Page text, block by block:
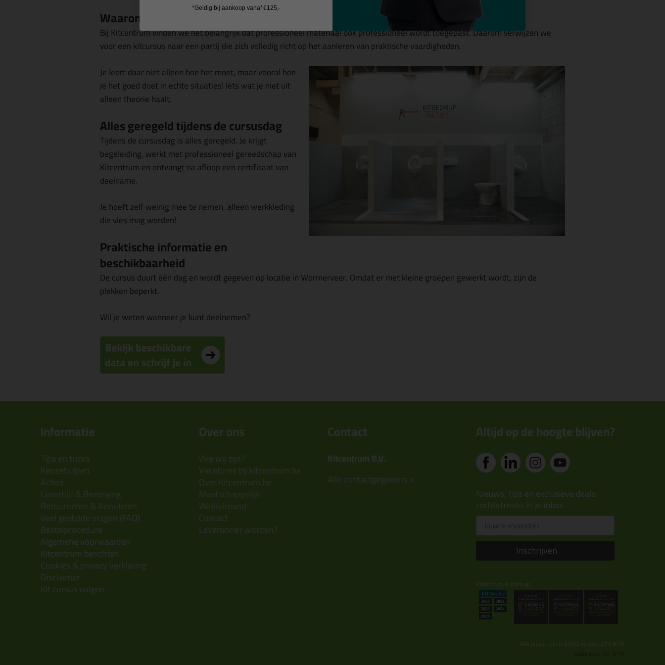
Waarom wij naar deze partner verwijzen
Bij Kitcentrum vinden we het belangrijk dat professioneel materiaal óók professioneel wordt toegepast. Daarom verwijzen we
voor een kitcursus naar een partij die zich volledig richt op het aanleren van praktische vaardigheden.
Je leert daar niet alleen hoe het moet, maar vooral hoe
je het goed doet in echte situaties! Iets wat je niet uit
alleen theorie haalt.
Alles geregeld tijdens de cursusdag
Tijdens de cursusdag is alles geregeld. Je krijgt
begeleiding, werkt met professioneel gereedschap van
Kitcentrum en ontvangt na afloop een certificaat van
deelname.
Je hoeft zelf weinig mee te nemen, alleen werkkleding
die vies mag worden!
Praktische informatie en
beschikbaarheid
De cursus duurt één dag en wordt gegeven op locatie in Wormerveer. Omdat er met kleine groepen gewerkt wordt, zijn de
plekken beperkt.
Wil je weten wanneer je kunt deelnemen?
Informatie
Tips en tricks
Keuzehulpen
Acties
Levertijd & Bezorging
Retourneren & Annuleren
Veel gestelde vragen (FAQ)
Bestelprocedure
Algemene voorwaarden
Kitcentrum berichten
Cookies & privacy verklaring
Disclaimer
Kit cursus volgen
Over ons
Wie wij zijn?
Vacatures bij kitcentrum.be
Over Kitcentrum.be
Maatschappelijk
Winkelmand
Contact
Leverancier worden?
Contact
Kitcentrum B.V.
Alle contactgegevens >
Altijd op de hoogte blijven?
Nieuws, tips en exclusieve deals
rechtstreeks in je inbox
Inschrijven
Kitcentrum is trots op:
Alle prijzen zijn in EURO en excl. 21% BTW
*Geldig bij aankoop vanaf €125,-